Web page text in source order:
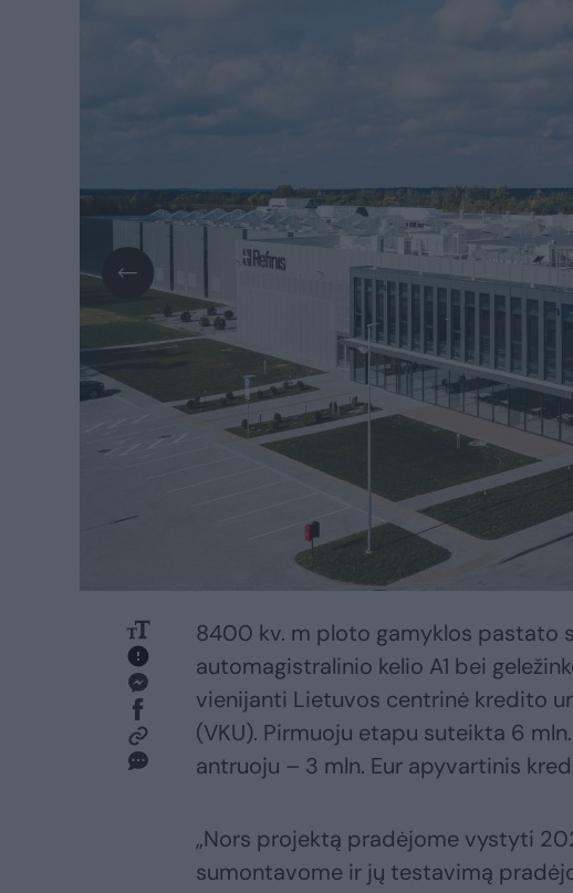
8400 kv. m ploto gamyklos pastato
automagistralinio kelio A1 bei
vienijanti Lietuvos centrinė kredito
(VKU). Pirmuoju etapu suteikta 6
antruoju – 3 mln. Eur apyvartinis
„Nors projektą pradėjome vystyti
sumontavome ir jų testavimą